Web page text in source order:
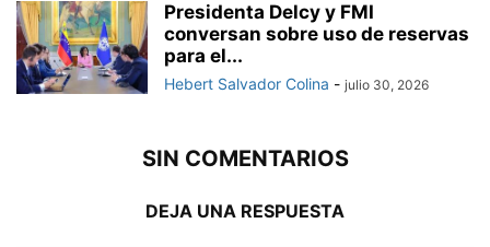
Presidenta Delcy y FMI
conversan sobre uso de reservas
para el...
Hebert Salvador Colina - julio 30, 2026
SIN COMENTARIOS
DEJA UNA RESPUESTA